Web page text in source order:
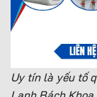
Uy tín là yếu tố